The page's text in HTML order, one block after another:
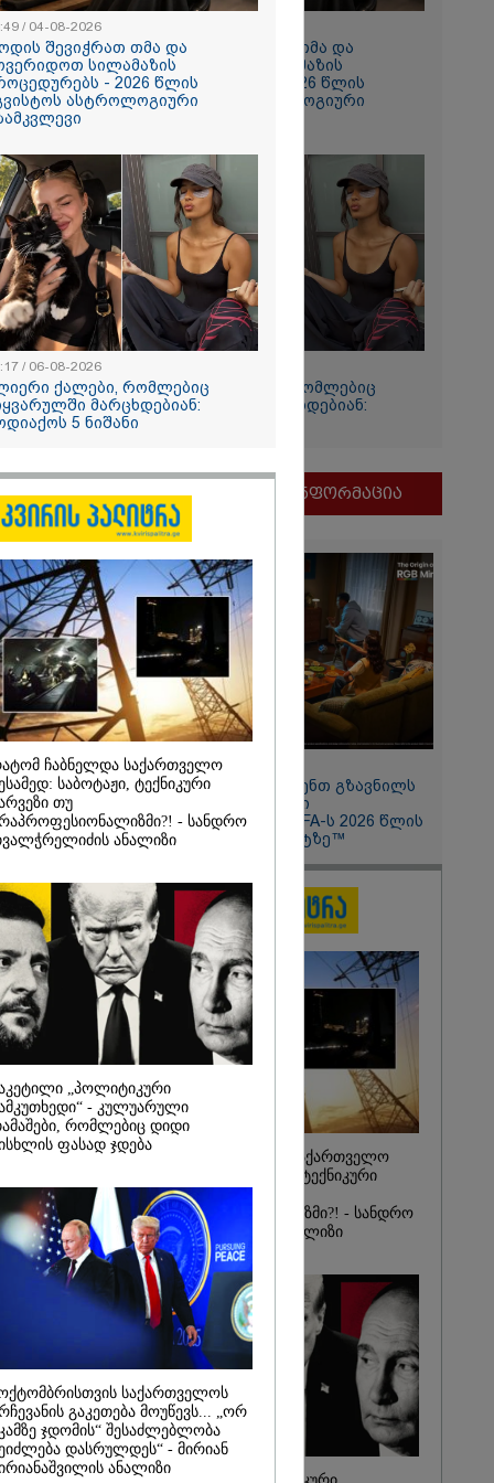
"ამას
1-ელი
თქვენი
-
და
მათ
-
მიგრანტი,
ჩადენილი
5-ჯერ
მათ
არ
- ქეთა
როდის შევიჭრათ თმა და
მოვერიდოთ სილამაზის
პროცედურებს - 2026 წლის
აგვისტოს ასტროლოგიური
ძლიერი ქალები, რომლებიც
სიყვარულში მარცხდებიან:
მნიშვნელოვანი ინფორმაცია
11:13 / 05-08-2026
Hisense წარმოგიდგენთ გზავნილს
"ინოვაციები უკეთესი
ცხოვრებისათვის" FIFA-ს 2026 წლის
მსოფლიო ჩემპიონატზე™
რატომ ჩაბნელდა საქართველო
მესამედ: საბოტაჟი, ტექნიკური
ხარვეზი თუ
არაპროფესიონალიზმი?! - სანდრო
თვალჭრელიძის ანალიზი
/ 04-08-2026
შევიჭრათ თმა და
სილამაზის
- 2026 წლის
ასტროლოგიური
/ 06-08-2026
ქალები, რომლებიც
მარცხდებიან:
5 ნიშანი
ჩაბნელდა საქართველო
საბოტაჟი, ტექნიკური
თუ
- სანდრო
ანალიზი
„პოლიტიკური
- კულუარული
რომლებიც დიდი
ფასად ჯდება
საქართველოს
გაკეთება მოუწევს... „ორ
ჯდომის“ შესაძლებლობა
დასრულდეს“ - მირიან
ანალიზი